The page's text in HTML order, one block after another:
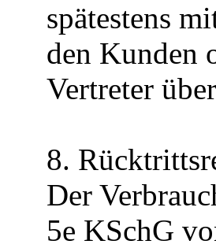
spätestens
den Kunden
Vertreter
8.
Der
5e KSchG